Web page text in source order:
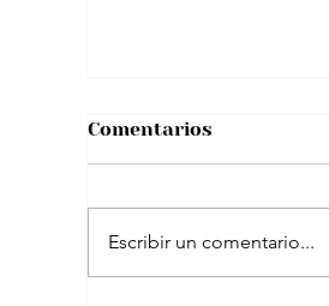
Comentarios
Escribir un comentario...